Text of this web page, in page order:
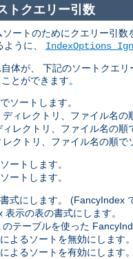
トクエリー引数
ートのためにクエリー引
うに、 IndexOptions
体が、 下記のソートクエ
とができます。
ソートします。
ィレクトリ、ファイル名の
レクトリ、ファイル名の順
クトリ、ファイル名の順で
ートします。
ートします。
式にします。 (FancyIndex
示の表の書式にします。
テーブルを使った
よるソートを無効にします。
よるソートを有効にします。